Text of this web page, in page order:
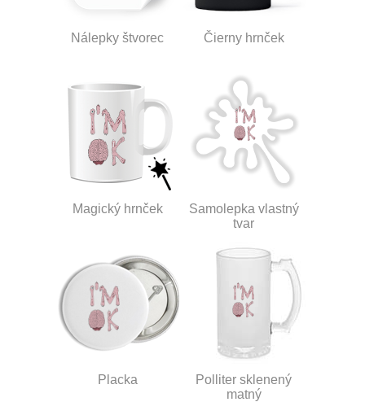
Nálepky štvorec Čierny hrnček
Magický hrnček
Samolepka vlastný
tvar
Placka
Polliter sklenený
matný